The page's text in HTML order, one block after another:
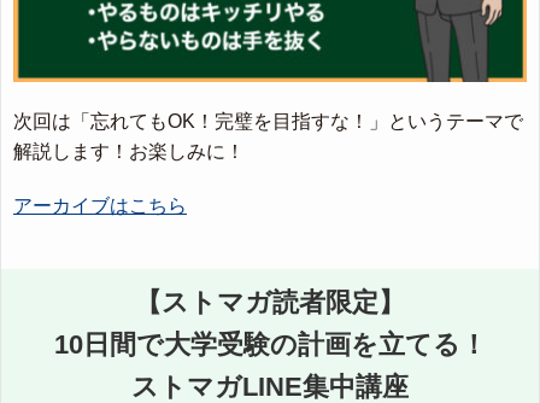
次回は「忘れてもOK！完璧を目指すな！」というテーマで
解説します！お楽しみに！
アーカイブはこちら
【ストマガ読者限定】
10日間で大学受験の計画を立てる！
ストマガLINE集中講座